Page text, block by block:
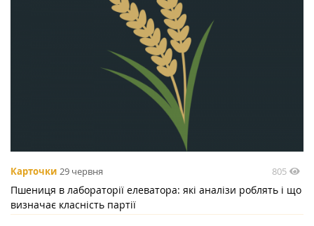
Карточки 29 червня 805
Пшениця в лабораторії елеватора: які аналізи роблять і що
визначає класність партії